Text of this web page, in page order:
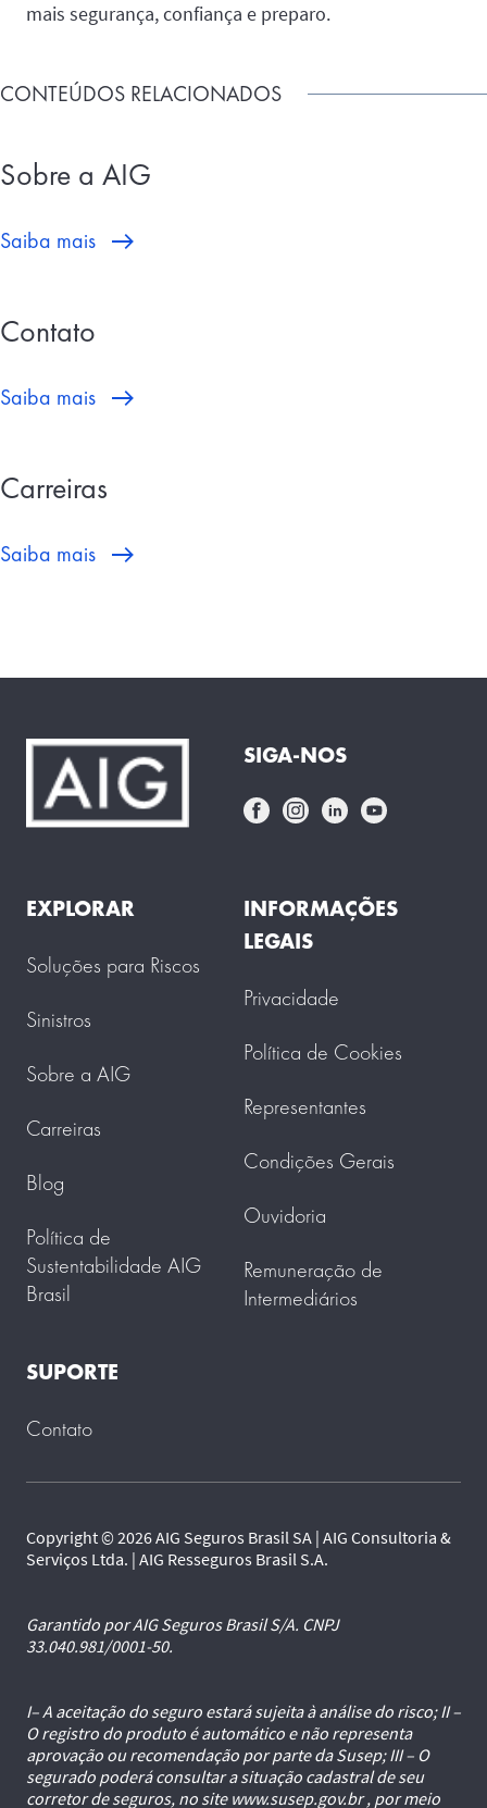
mais segurança, confiança e preparo.
CONTEÚDOS RELACIONADOS
Sobre a AIG
Saiba mais
Contato
Saiba mais
Carreiras
Saiba mais
SIGA-NOS
EXPLORAR
Soluções para Riscos
Sinistros
Sobre a AIG
Carreiras
Blog
Política de
Sustentabilidade AIG
Brasil
INFORMAÇÕES
LEGAIS
Privacidade
Política de Cookies
Representantes
Condições Gerais
Ouvidoria
Remuneração de
Intermediários
SUPORTE
Contato
Copyright © 2026 AIG Seguros Brasil SA | AIG Consultoria &
Serviços Ltda. | AIG Resseguros Brasil S.A.
Garantido por AIG Seguros Brasil S/A. CNPJ
33.040.981/0001-50.
I– A aceitação do seguro estará sujeita à análise do risco; II –
O registro do produto é automático e não representa
aprovação ou recomendação por parte da Susep; III – O
segurado poderá consultar a situação cadastral de seu
corretor de seguros, no site www.susep.gov.br , por meio